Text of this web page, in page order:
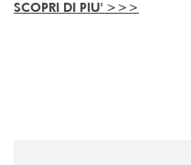
SCOPRI DI PIU' >>>